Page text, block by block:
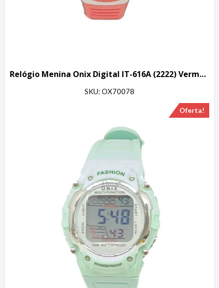
Relógio Menina Onix Digital IT-616A (2222) Vermelho
SKU: OX70078
Oferta!